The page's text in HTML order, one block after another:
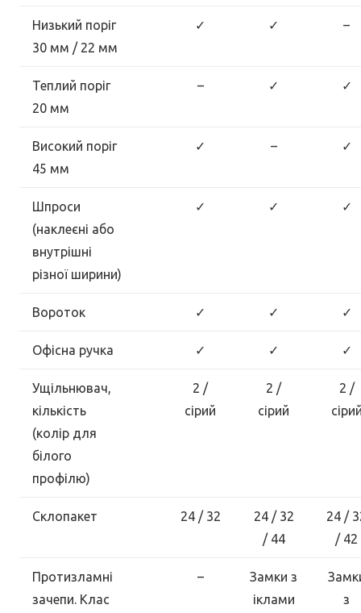
Низький поріг
30 мм / 22 мм
✓ ✓ –
Теплий поріг
20 мм
– ✓ ✓
Високий поріг
45 мм
✓ – ✓
Шпроси
(наклеєні або
внутрішні
різної ширини)
✓ ✓ ✓
Вороток ✓ ✓ ✓
Офісна ручка ✓ ✓ ✓
Ущільнювач,
кількість
(колір для
білого
профілю)
2 /
сірий
2 /
сірий
2 /
Склопакет 24 / 32
24 / 32
/ 44
24 /
/ 42
Протизламні
зачепи. Клас
–
Замки з
іклами
з